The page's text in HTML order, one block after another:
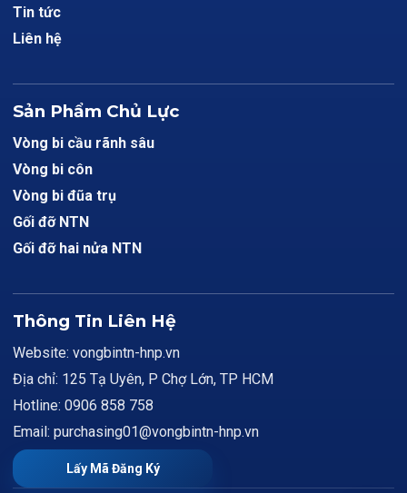
Tin tức
Liên hệ
Sản Phẩm Chủ Lực
Vòng bi cầu rãnh sâu
Vòng bi côn
Vòng bi đũa trụ
Gối đỡ NTN
Gối đỡ hai nửa NTN
Thông Tin Liên Hệ
Website: vongbintn-hnp.vn
Địa chỉ: 125 Tạ Uyên, P Chợ Lớn, TP HCM
Hotline: 0906 858 758
Email: purchasing01@vongbintn-hnp.vn
Lấy Mã Đăng Ký